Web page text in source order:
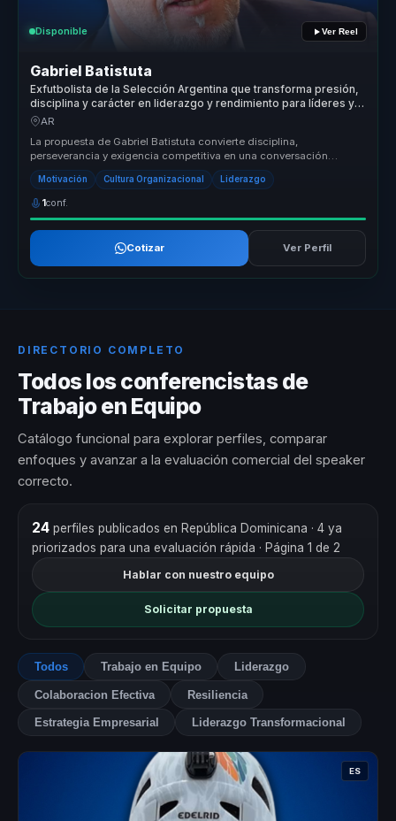
Disponible Ver Reel
Gabriel Batistuta
Exfutbolista de la Selección Argentina que transforma presión,
disciplina y carácter en liderazgo y rendimiento para líderes y
equipos.
AR
La propuesta de Gabriel Batistuta convierte disciplina,
perseverancia y exigencia competitiva en una conversación
aplicable al negocio. P...
Motivación Cultura Organizacional Liderazgo
1conf.
Cotizar Ver Perfil
DIRECTORIO COMPLETO
Todos los conferencistas de
Trabajo en Equipo
Catálogo funcional para explorar perfiles, comparar
enfoques y avanzar a la evaluación comercial del speaker
correcto.
24perfiles publicados en República Dominicana · 4 ya
priorizados para una evaluación rápida · Página 1 de 2
Hablar con nuestro equipo
Solicitar propuesta
Todos Trabajo en Equipo Liderazgo
Colaboracion Efectiva Resiliencia
Estrategia Empresarial Liderazgo Transformacional
ES